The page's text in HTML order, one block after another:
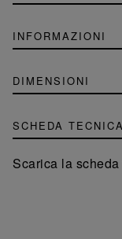
INFORMAZIONI
DIMENSIONI
SCHEDA TECNICA
Scarica la